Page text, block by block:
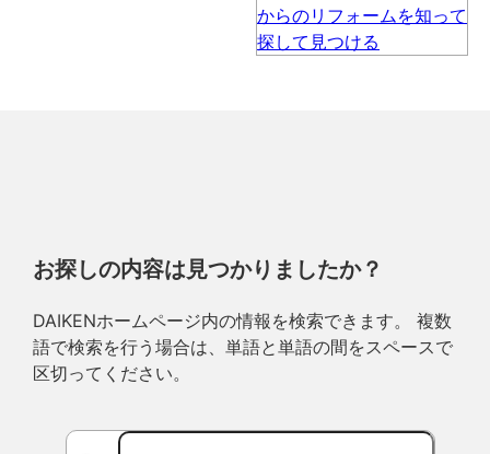
お探しの内容は見つかりましたか？
DAIKENホームページ内の情報を検索できます。 複数
語で検索を行う場合は、単語と単語の間をスペースで
区切ってください。